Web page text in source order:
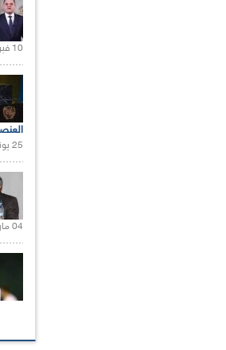
10 فبراير 2021 |
25 يونيو 2021 |
04 مارس 2020 |